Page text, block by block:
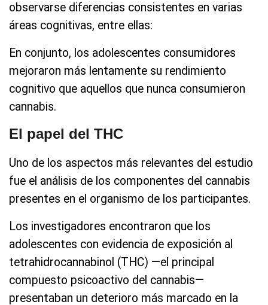
observarse diferencias consistentes en varias
áreas cognitivas, entre ellas:
En conjunto, los adolescentes consumidores
mejoraron más lentamente su rendimiento
cognitivo que aquellos que nunca consumieron
cannabis.
El papel del THC
Uno de los aspectos más relevantes del estudio
fue el análisis de los componentes del cannabis
presentes en el organismo de los participantes.
Los investigadores encontraron que los
adolescentes con evidencia de exposición al
tetrahidrocannabinol (THC) —el principal
compuesto psicoactivo del cannabis—
presentaban un deterioro más marcado en la